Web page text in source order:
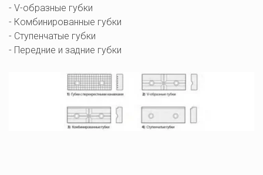
- V-образные губки
- Комбинированные губки
- Ступенчатые губки
- Передние и задние губки